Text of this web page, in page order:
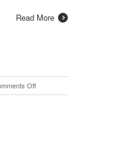
Read More
Offon
Hydra